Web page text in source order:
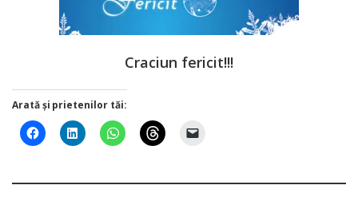
Craciun fericit!!!
Arată și prietenilor tăi: